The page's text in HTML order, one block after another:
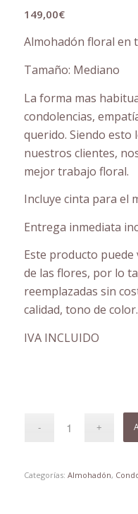
149,00€
Almohadón floral en
Tamaño: Mediano
La forma mas
condolencias,
querido. Siendo
nuestros clientes,
mejor trabajo floral.
Incluye cinta para el
Entrega inmediata
Este producto
de las flores, por lo
reemplazadas sin
calidad, tono de color.
IVA INCLUIDO
Categorías: Almohadón,